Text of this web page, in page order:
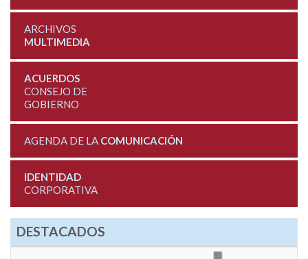
ARCHIVOS
MULTIMEDIA
ACUERDOS
CONSEJO DE
GOBIERNO
AGENDA DE LA COMUNICACIÓN
IDENTIDAD
CORPORATIVA
DESTACADOS